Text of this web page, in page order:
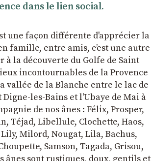
dans le lien social.
une façon différente d'apprécier la
famille, entre amis, cʼest une autre
à la découverte du Golfe de Saint
incontournables de la Provence
vallée de la Blanche entre le lac de
Digne-les-Bains et l'Ubaye de Mai à
de nos ânes : Félix, Prosper,
Téjad, Libellule, Clochette, Haos,
Milord, Nougat, Lila, Bachus,
Samson, Tagada, Grisou,